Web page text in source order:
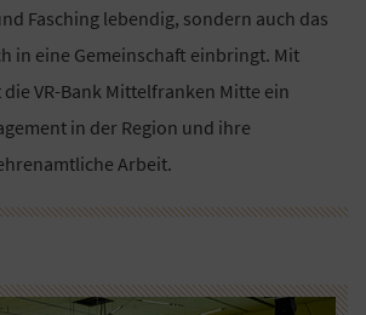
Fasching lebendig, sondern auch das
in eine Gemeinschaft einbringt. Mit
VR-Bank Mittelfranken Mitte ein
in der Region und ihre
Arbeit.